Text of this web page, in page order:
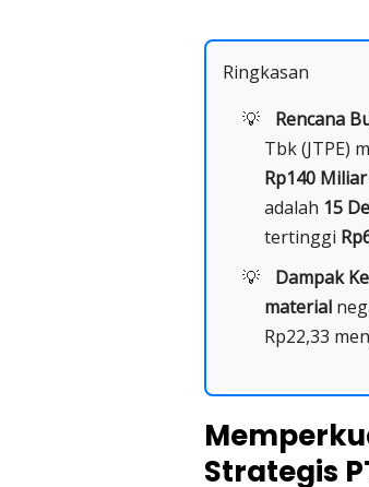
Ringkasan
Rencana
Tbk (JTPE)
Rp140 Miliar
adalah 15
tertinggi
Dampak
material
Rp22,33
Strategis